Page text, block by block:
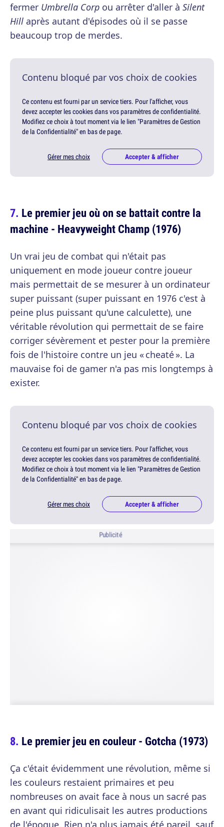
fermer Umbrella Corp ou arrêter d'aller à Silent
Hill après autant d'épisodes où il se passe
beaucoup trop de merdes.
Contenu bloqué par vos choix de cookies
Ce contenu est fourni par un service tiers. Pour l'afficher, vous
devez accepter les cookies dans vos paramètres de confidentialité.
Modifiez ce choix à tout moment via le lien "Paramètres de Gestion
de la Confidentialité" en bas de page.
Gérer mes choix Accepter & afficher
Le premier jeu où on se battait contre la
machine - Heavyweight Champ (1976)
Un vrai jeu de combat qui n'était pas
uniquement en mode joueur contre joueur
mais permettait de se mesurer à un ordinateur
super puissant (super puissant en 1976 c'est à
peine plus puissant qu'une calculette), une
véritable révolution qui permettait de se faire
corriger sévèrement et pester pour la première
fois de l'histoire contre un jeu « cheaté ». La
mauvaise foi de gamer n'a pas mis longtemps à
exister.
Contenu bloqué par vos choix de cookies
Ce contenu est fourni par un service tiers. Pour l'afficher, vous
devez accepter les cookies dans vos paramètres de confidentialité.
Modifiez ce choix à tout moment via le lien "Paramètres de Gestion
de la Confidentialité" en bas de page.
Gérer mes choix Accepter & afficher
Publicité
Le premier jeu en couleur - Gotcha (1973)
Ça c'était évidemment une révolution, même si
les couleurs restaient primaires et peu
nombreuses on avait face à nous un sacré pas
en avant qui ridiculisait les autres productions